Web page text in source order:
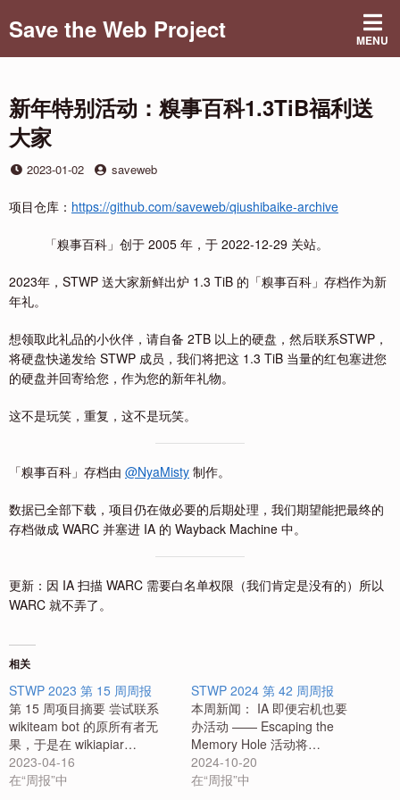
toSave the Web Project MENU
新年特别活动：糗事百科1.3TiB福利送
大家
Posted
2023-01-02 by
saveweb
项目仓库： https://github.com/saveweb/qiushibaike-archive
「糗事百科」创于 2005 年，于 2022-12-29 关站。
2023年，STWP 送大家新鲜出炉 1.3 TiB 的「糗事百科」存档作为新
年礼。
想领取此礼品的小伙伴，请自备 2TB 以上的硬盘，然后联系STWP，
将硬盘快递发给 STWP 成员，我们将把这 1.3 TiB 当量的红包塞进您
的硬盘并回寄给您，作为您的新年礼物。
这不是玩笑，重复，这不是玩笑。
「糗事百科」存档由 @NyaMisty 制作。
数据已全部下载，项目仍在做必要的后期处理，我们期望能把最终的
存档做成 WARC 并塞进 IA 的 Wayback Machine 中。
更新：因 IA 扫描 WARC 需要白名单权限（我们肯定是没有的）所以
WARC 就不弄了。
相关
STWP 2023 第 15 周周报
第 15 周项目摘要 尝试联系
wikiteam bot 的原所有者无
果，于是在 wikiapiar…
2023-04-16
在“周报”中
STWP 2024 第 42 周周报
本周新闻： IA 即便宕机也要
办活动 —— Escaping the
Memory Hole 活动将…
2024-10-20
在“周报”中